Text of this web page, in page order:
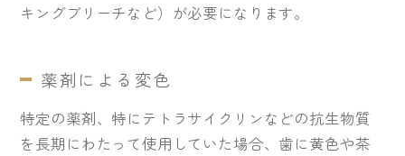
キングブリーチなど）が必要になります。
薬剤による変色
特定の薬剤、特にテトラサイクリンなどの抗生物質
を長期にわたって使用していた場合、歯に黄色や茶